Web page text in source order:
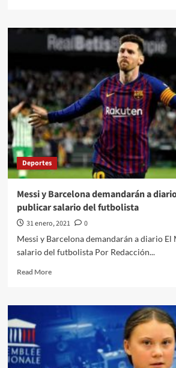
Sergio
Ramos
dejaría
Real
Madrid
para
ser
un
Red
Devil
Deportes
Messi y Barcelona demandarán a
publicar salario del futbolista
31 enero, 2021
0
Messi y Barcelona demandarán a diario
salario del futbolista Por Redacción...
Read MoreRead
Messi
Barcelona
demandarán
diario